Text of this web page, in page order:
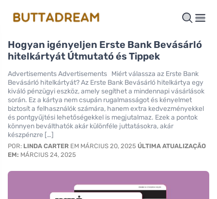
Hogyan igényeljen Erste Bank Bevásárló
hitelkártyát Útmutató és Tippek
Advertisements Advertisements Miért válassza az Erste Bank
Bevásárló hitelkártyát? Az Erste Bank Bevásárló hitelkártya egy
kiváló pénzügyi eszköz, amely segíthet a mindennapi vásárlások
során. Ez a kártya nem csupán rugalmasságot és kényelmet
biztosít a felhasználók számára, hanem extra kedvezményekkel
és pontgyűjtési lehetőségekkel is megjutalmaz. Ezek a pontok
könnyen beválthatók akár különféle juttatásokra, akár
készpénzre […]
POR: LINDA CARTER EM MÁRCIUS 20, 2025 ÚLTIMA ATUALIZAÇÃO
EM: MÁRCIUS 24, 2025